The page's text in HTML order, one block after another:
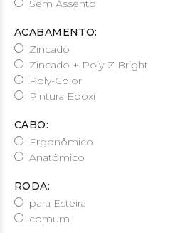
Sem Assento
ACABAMENTO:
Zincado
Zincado + Poly-Z Bright
Poly-Color
Pintura Epóxi
CABO:
Ergonômico
Anatômico
RODA:
para Esteira
comum